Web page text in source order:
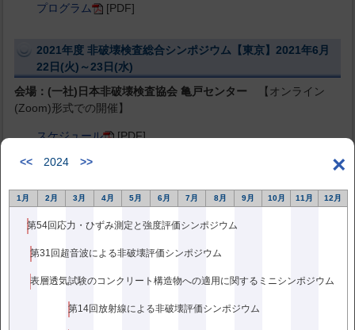
×
<< 2024 >>
1月 2月 3月 4月 5月 6月 7月 8月 9月 10月 11月 12月
第54回応力・ひずみ測定と強度評価シンポジウム
第31回超音波による非破壊評価シンポジウム
表層透気試験のコンクリート構造物への適用に関するミニシンポジウム
第14回放射線による非破壊評価シンポジウム
プログラム
[PDF]
2021年度 非破壊検査総合シンポジウム【東京】2021年6月
22日(火)～23日(水)
会場：(一社)日本非破壊検査協会 亀戸センター 【オンライン
(Zoom)形式での開催】
スケジュール
[PDF]
2020年度 秋季講演大会【名古屋】2020年10月28日(水)～29
日(木)
会場：
りました】
スケジュール[PDF]